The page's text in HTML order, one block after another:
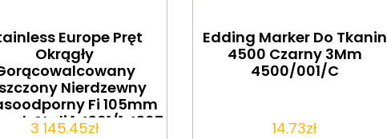
Europe Pręt
Okrągły
Nierdzewny
Fi 105mm
Stali 1.4301/1.4307
3 145.45zł
Edding Marker Do Tkanin
4500 Czarny 3Mm
4500/001/C
14.73zł